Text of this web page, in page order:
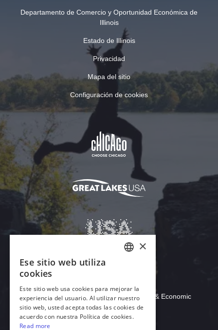
Departamento de Comercio y Oportunidad Económica de
Illinois
Estado de Illinois
Privacidad
Mapa del sitio
Configuración de cookies
Descargar Acrobat Reader
© 2026 Illinois Department of Commerce & Economic
Opportunity, Office of Tourism